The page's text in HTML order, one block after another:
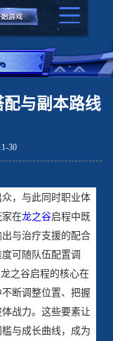
与副本路线
30
，与此同时职业体
在龙之谷启程中既
与治疗支援的配合
可随队伍配置调
之谷启程的核心在
断调整位置、把握
战力。这些要素让
与成长曲线，成为